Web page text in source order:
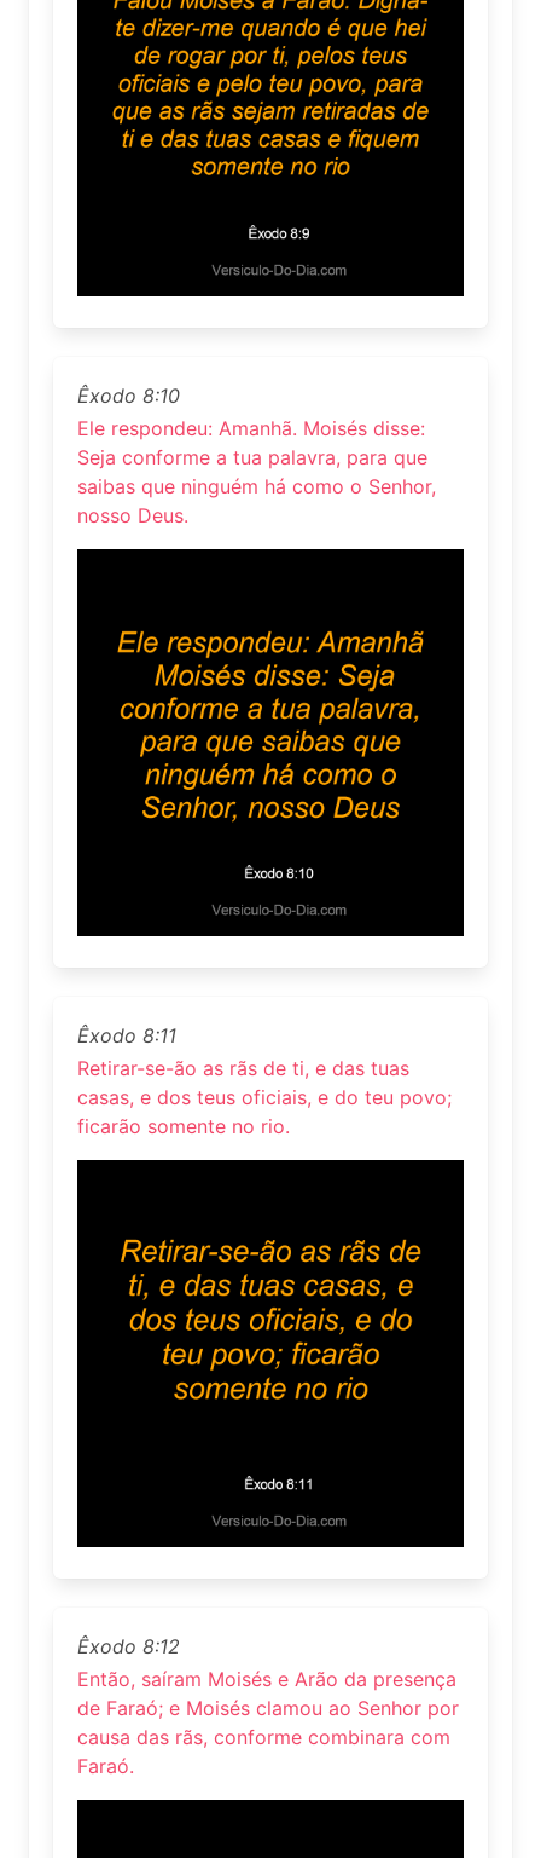
Êxodo 8:10
Ele respondeu: Amanhã. Moisés disse:
Seja conforme a tua palavra, para que
saibas que ninguém há como o Senhor,
nosso Deus.
Êxodo 8:11
Retirar-se-ão as rãs de ti, e das tuas
casas, e dos teus oficiais, e do teu povo;
ficarão somente no rio.
Êxodo 8:12
Então, saíram Moisés e Arão da presença
de Faraó; e Moisés clamou ao Senhor por
causa das rãs, conforme combinara com
Faraó.